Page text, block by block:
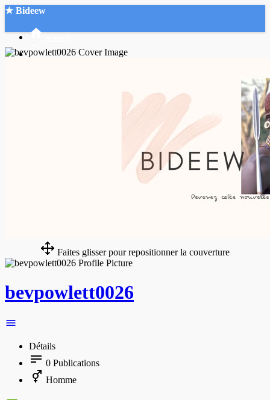
★ Bideew
Faites glisser pour repositionner la couverture
bevpowlett0026
Détails
0 Publications
Homme